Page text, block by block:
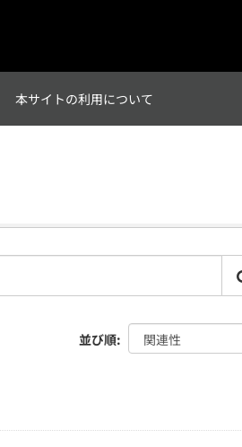
本サイトの利用について
並び順